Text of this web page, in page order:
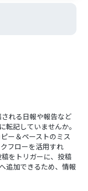
れる日報や報告など
記していませんか。
ー＆ペーストのミス
フローを活用すれ
をトリガーに、投稿
追加できるため、情報